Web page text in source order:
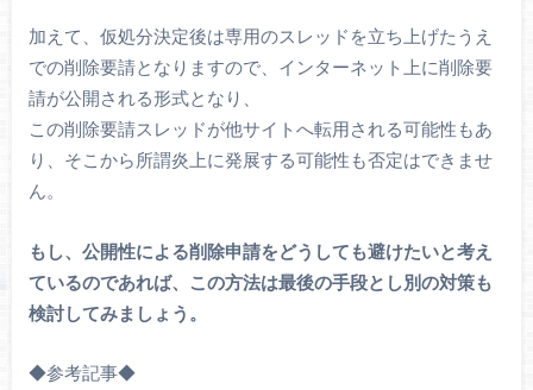
加えて、仮処分決定後は専用のスレッドを立ち上げたうえ
での削除要請となりますので、インターネット上に削除要
請が公開される形式となり、
この削除要請スレッドが他サイトへ転用される可能性もあ
り、そこから所謂炎上に発展する可能性も否定はできませ
ん。
もし、公開性による削除申請をどうしても避けたいと考え
ているのであれば、この方法は最後の手段とし別の対策も
検討してみましょう。
◆参考記事◆